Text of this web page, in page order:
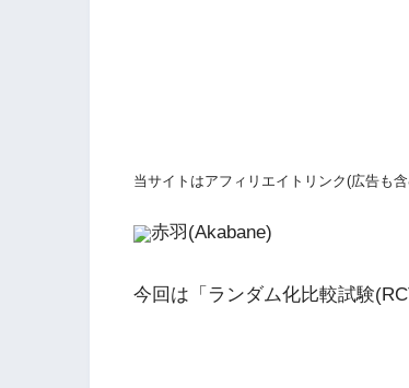
当サイトはアフィリエイトリンク(広告も含
赤羽(Akabane)
今回は「ランダム化比較試験